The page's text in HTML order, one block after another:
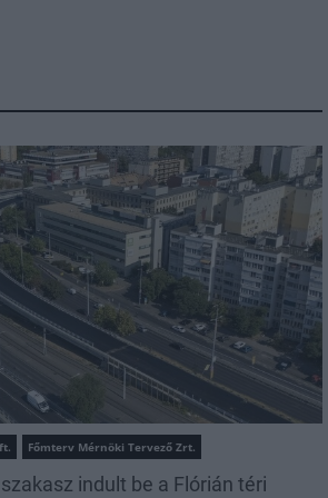
Főmterv Mérnöki Tervező Zrt.
indult be a Flórián téri